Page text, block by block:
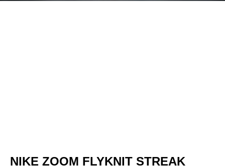
NIKE ZOOM FLYKNIT STREAK